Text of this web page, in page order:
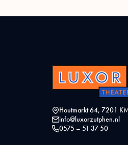
Houtmarkt 64, 7201
info@luxorzutphen.nl
0575 – 51 37 50